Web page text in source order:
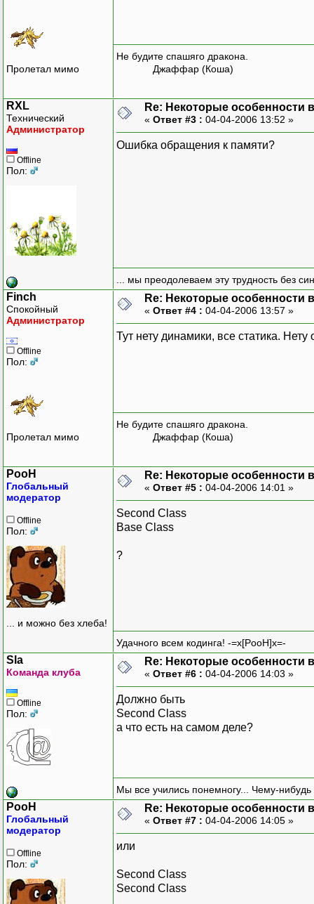
sec.Prob();
cout << endl;
return 0;
Пролетал мимо
Не будите спашяго дракона.
Джаффар (Коша)
RXL
Технический
Администратор
Offline
Пол:
Re: Некоторые особенности
« Ответ #3 : 04-04-2006 13:52 »
Ошибка обращения к памяти?
... мы преодолеваем эту трудность без
Finch
Спокойный
Администратор
Offline
Пол:
Пролетал мимо
Re: Некоторые особенности
« Ответ #4 : 04-04-2006 13:57 »
Тут нету динамики, все статика.
Не будите спашяго дракона.
Джаффар (Коша)
PooH
Глобальный
модератор
Offline
Пол:
... и можно без хлеба!
Re: Некоторые особенности
« Ответ #5 : 04-04-2006 14:01 »
Second Class
Base Class
?
Удачного всем кодинга! -=x[PooH]x=-
Sla
Команда клуба
Offline
Пол:
Re: Некоторые особенности
« Ответ #6 : 04-04-2006 14:03 »
Должно быть
Second Class
а что есть на самом деле?
Мы все учились понемногу... Чему-нибудь
PooH
Глобальный
модератор
Offline
Пол:
Re: Некоторые особенности
« Ответ #7 : 04-04-2006 14:05 »
или
Second Class
Second Class